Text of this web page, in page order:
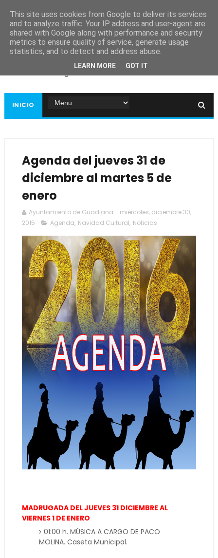
Ayuntamiento de
Guadiana
INICIO
Agenda del jueves 31 de
diciembre al martes 5 de
enero
Ayuntamiento de Guadiana
miércoles, diciembre 30,
2015
Agenda, Navidad Cultural, Noticias
MADRUGADA DEL JUEVES 31 DICIEMBRE AL
VIERNES 1 DE ENERO
01:00 h. MÚSICA A CARGO DE PACO
MOLINA. Caseta Municipal.
This site uses cookies from Google to deliver its services
and to analyze traffic. Your IP address and user-agent are
shared with Google along with performance and security
metrics to ensure quality of service, generate usage
statistics, and to detect and address abuse.
LEARN MORE GOT IT